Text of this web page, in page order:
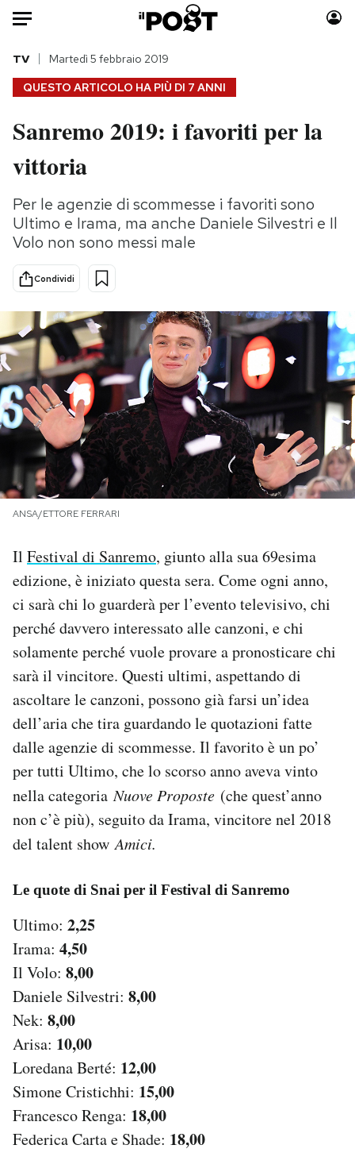
HOME
Italia
Politica
Tecnologia
Internet
Scienza
Cultura
Economia
Sport
Moda
Storie/Idee
Ok Boomer!
Mondiali calcio 2026
PODCAST
NEWSLETTER
I MIEI PREFERITI
CALENDARIO
AREA PERSONALE
Area Personale
Newsletter
Notifiche mobile
Regala il Post
Hai bisogno di aiuto?
QUESTO ARTICOLO HA PIÙ DI 7 ANNI
TV Martedì 5 febbraio 2019
Sanremo 2019: i favoriti per la
vittoria
Per le agenzie di scommesse i favoriti sono
Ultimo e Irama, ma anche Daniele Silvestri e Il
Volo non sono messi male
Condividi
ANSA/ETTORE FERRARI
Il Festival di Sanremo, giunto alla sua 69esima
edizione, è iniziato questa sera. Come ogni anno,
ci sarà chi lo guarderà per l’evento televisivo, chi
perché davvero interessato alle canzoni, e chi
solamente perché vuole provare a pronosticare chi
sarà il vincitore. Questi ultimi, aspettando di
ascoltare le canzoni, possono già farsi un’idea
dell’aria che tira guardando le quotazioni fatte
dalle agenzie di scommesse. Il favorito è un po’
per tutti Ultimo, che lo scorso anno aveva vinto
nella categoriaNuove Proposte (che quest’anno
non c’è più), seguito da Irama, vincitore nel 2018
del talent showAmici.
Le quote di Snai per il Festival di Sanremo
Ultimo: 2,25
Irama: 4,50
Il Volo: 8,00
Daniele Silvestri: 8,00
Nek: 8,00
Arisa: 10,00
Loredana Berté: 12,00
Simone Cristichhi: 15,00
Francesco Renga: 18,00
Federica Carta e Shade: 18,00